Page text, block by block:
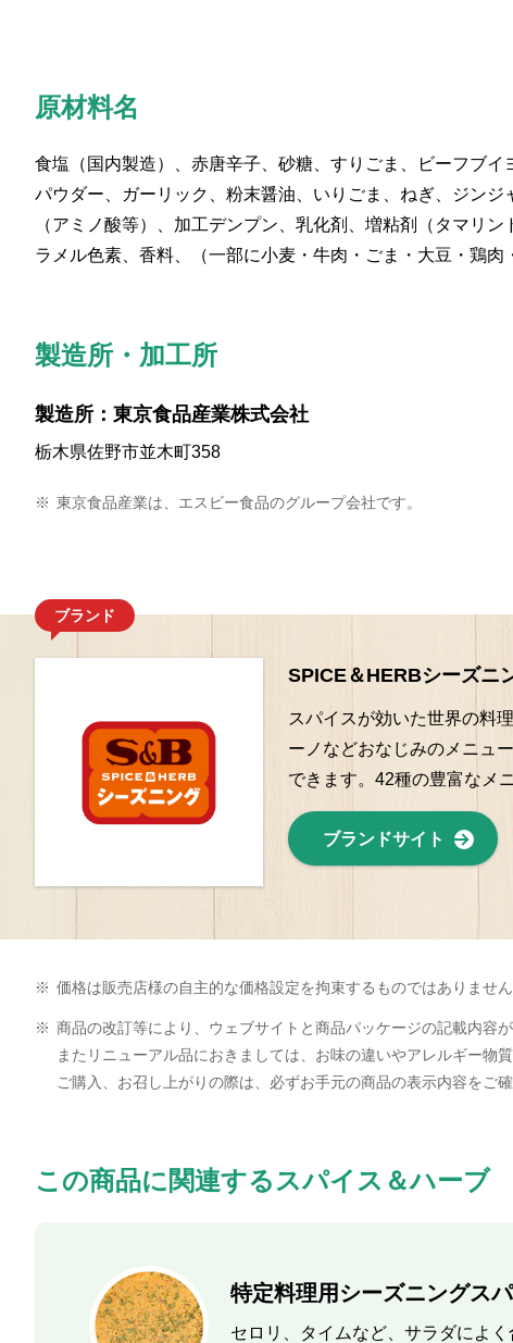
原材料名
食塩（国内製造）、赤唐辛子、砂糖、すりごま、ビーフブイ
パウダー、ガーリック、粉末醤油、いりごま、ねぎ、ジンジ
（アミノ酸等）、加工デンプン、乳化剤、増粘剤（タマリン
ラメル色素、香料、（一部に小麦・牛肉・ごま・大豆・鶏肉
製造所・加工所
製造所：東京食品産業株式会社
栃木県佐野市並木町358
※ 東京食品産業は、エスビー食品のグループ会社です。
ブランド
SPICE＆HERBシーズニ
スパイスが効いた世界の料
ーノなどおなじみのメニュ
できます。42種の豊富なメ
ブランドサイト
※ 価格は販売店様の自主的な価格設定を拘束するものではありません
※ 商品の改訂等により、ウェブサイトと商品パッケージの記載内容
またリニューアル品におきましては、お味の違いやアレルギー物
ご購入、お召し上がりの際は、必ずお手元の商品の表示内容をご確
この商品に関連するスパイス＆ハーブ
特定料理用シーズニングス
セロリ、タイムなど、サラダによ